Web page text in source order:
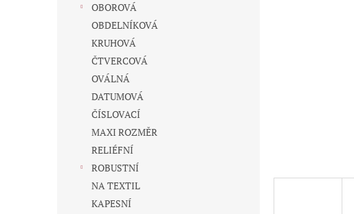
OBOROVÁ
OBDELNÍKOVÁ
KRUHOVÁ
ČTVERCOVÁ
OVÁLNÁ
DATUMOVÁ
ČÍSLOVACÍ
MAXI ROZMĚR
RELIÉFNÍ
ROBUSTNÍ
NA TEXTIL
KAPESNÍ